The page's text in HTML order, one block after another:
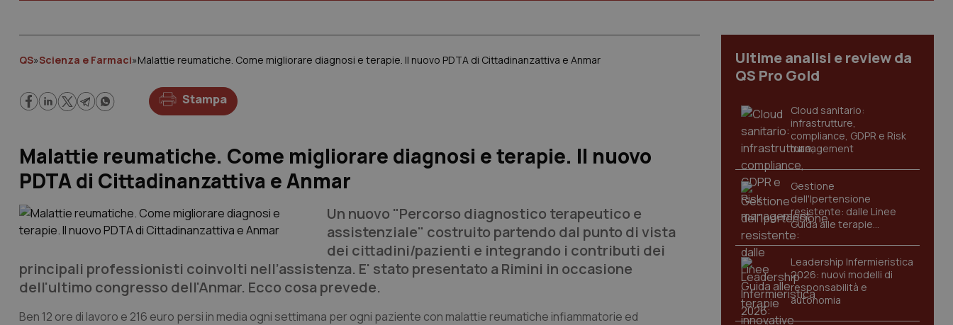
QS»Scienza e Farmaci»Malattie reumatiche. Come migliorare diagnosi e terapie. Il nuovo PDTA di Cittadinanzattiva e Anmar
Stampa
Malattie reumatiche. Come migliorare diagnosi e terapie. Il nuovo
PDTA di Cittadinanzattiva e Anmar
Un nuovo "Percorso diagnostico terapeutico e
assistenziale" costruito partendo dal punto di vista
dei cittadini/pazienti e integrando i contributi dei
principali professionisti coinvolti nell’assistenza. E' stato presentato a Rimini in occasione
dell'ultimo congresso dell'Anmar. Ecco cosa prevede.
Ben 12 ore di lavoro e 216 euro persi in media ogni settimana per ogni paziente con malattie reumatiche infiammatorie ed
Ultime analisi e review da
QS Pro Gold
Cloud sanitario:
infrastrutture,
compliance, GDPR e Risk
management
Gestione
dell'Ipertensione
resistente: dalle Linee
Guida alle terapie
innovative
Leadership Infermieristica
2026: nuovi modelli di
responsabilità e
autonomia